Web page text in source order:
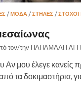
/ΜΟΔΑ /ΣΤΉΛΕΣ /ΣΤΌΧΟΙ
τον/την ΠΑΠΑΜΑΛΗ
Αν μου έλεγε κανείς
τα δοκιμαστήρια,